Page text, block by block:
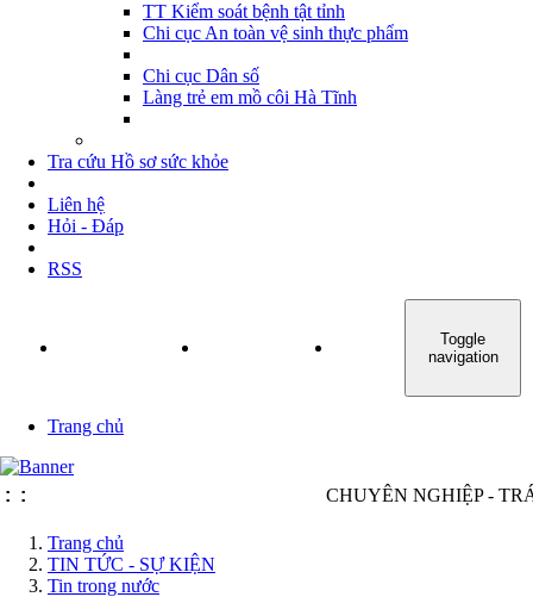
TT Kiểm soát bệnh tật tỉnh
Chi cục An toàn vệ sinh thực phẩm
Chi cục Dân số
Làng trẻ em mồ côi Hà Tĩnh
Tra cứu Hồ sơ sức khỏe
Liên hệ
Hỏi - Đáp
RSS
TIN TỨC - SỰ KIỆN
Toggle
navigation
Trang chủ
: : CHUYÊN NGHIỆP - TRÁCH
Trang chủ
TIN TỨC - SỰ KIỆN
Tin trong nước